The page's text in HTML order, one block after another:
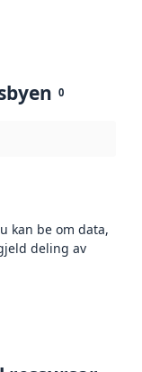
0
kan be om data,
deling av